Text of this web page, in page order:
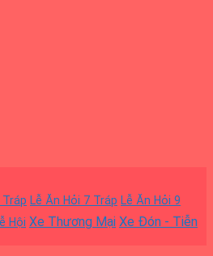
Tráp Lễ Ăn Hỏi 7 Tráp Lễ Ăn Hỏi 9
Hội Xe Thương Mại Xe Đón - Tiễn